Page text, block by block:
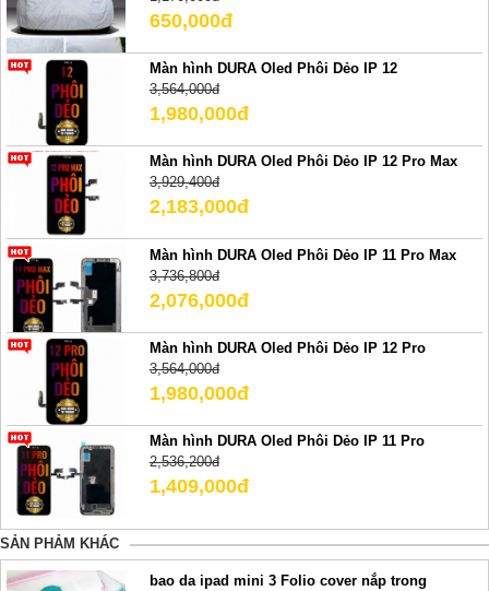
650,000đ
Màn hình DURA Oled Phôi Dẻo IP 12
3,564,000đ
1,980,000đ
Màn hình DURA Oled Phôi Dẻo IP 12 Pro Max
3,929,400đ
2,183,000đ
Màn hình DURA Oled Phôi Dẻo IP 11 Pro Max
3,736,800đ
2,076,000đ
Màn hình DURA Oled Phôi Dẻo IP 12 Pro
3,564,000đ
1,980,000đ
Màn hình DURA Oled Phôi Dẻo IP 11 Pro
2,536,200đ
1,409,000đ
SẢN PHẢM KHÁC
bao da ipad mini 3 Folio cover nắp trong